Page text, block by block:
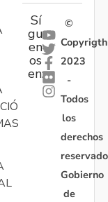
Sí
gu
en
os
en:
©
Copyrigth
2023
-
Todos
los
derechos
Gobierno
de